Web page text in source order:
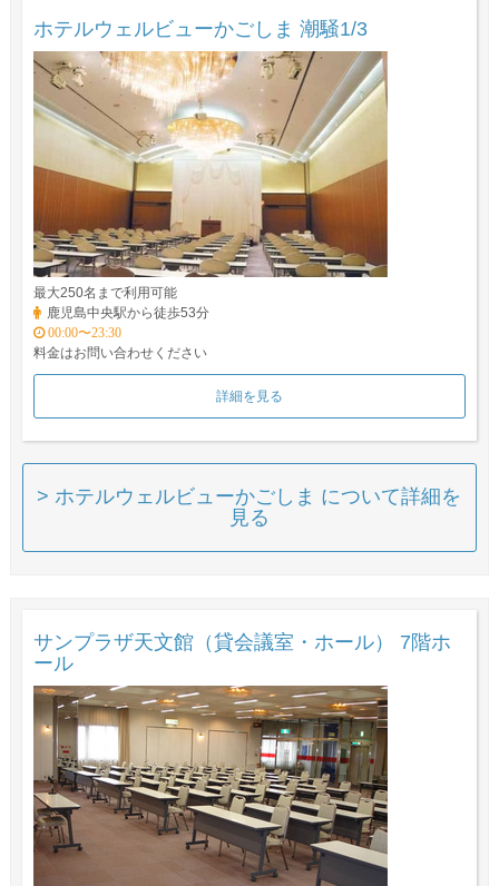
ホテルウェルビューかごしま 潮騒1/3
最大250名まで利用可能
鹿児島中央駅から徒歩53分
00:00〜23:30
料金はお問い合わせください
詳細を見る
> ホテルウェルビューかごしま について詳細を
見る
サンプラザ天文館（貸会議室・ホール） 7階ホ
ール